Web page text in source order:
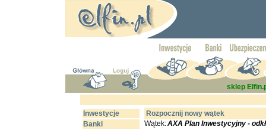
sklep
Inwestycje
Banki
Rozpocznij nowy wątek
Wątek:AXA Plan Inwestycyjny -